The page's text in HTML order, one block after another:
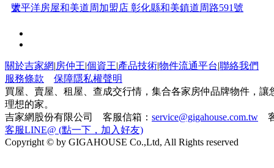
號
太平洋房屋和美道周加盟店 彰化縣和美鎮道周路591號
21世紀不動產七期惠中加盟店 台中市南屯區惠中路三段33
號
住商不動產台南誠品加盟店 台南市東區崇德路114號1樓
太平洋房屋宜蘭公園加盟店 宜蘭縣宜蘭市中山路二段86號
住商不動產高雄心富加盟店 高雄市岡山區河堤路一段180號
21世紀不動產三重重新加盟店 新北市三重區重新路四段59
關於吉家網|房仲王|個資王|產品技術|物件流通平台|聯絡我們
服務條款
保障隱私權聲明
買屋、賣屋、租屋、查成交行情，集合各家房仲品牌物件，
理想的家。
吉家網股份有限公司 客服信箱： service@gigahouse.com.tw
客服LINE@ (點一下，加入好友)
Copyright © by GIGAHOUSE Co.,Ltd, All Rights reserved